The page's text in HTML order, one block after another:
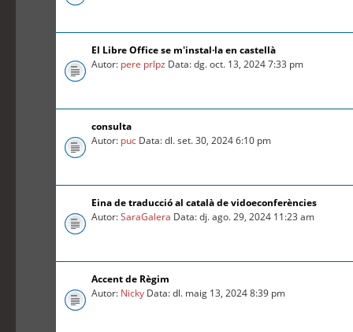
El Libre Office se m'instal·la en castellà
Autor: pere prlpz Data: dg. oct. 13, 2024 7:33 pm
consulta
Autor: puc Data: dl. set. 30, 2024 6:10 pm
Eina de traducció al català de vidoeconferències
Autor:SaraGalera Data: dj. ago. 29, 2024 11:23 am
Accent de Règim
Autor: Nicky Data: dl. maig 13, 2024 8:39 pm